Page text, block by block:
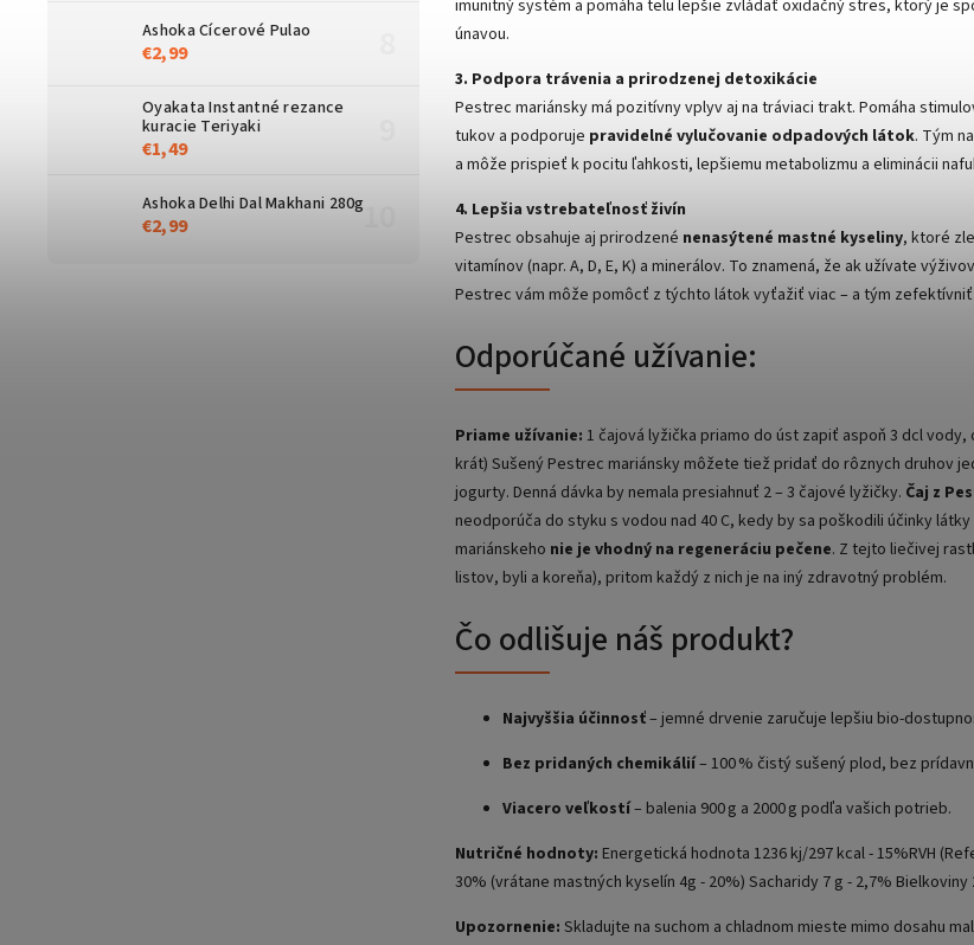
Ashoka Cícerové Pulao
€2,99
Oyakata Instantné rezance
kuracie Teriyaki
€1,49
Ashoka Delhi Dal Makhani 280g
€2,99
imunitný systém a pomáha telu lepšie zvládať oxidačný stres, ktorý je
únavou.
3. Podpora trávenia a prirodzenej detoxikácie
Pestrec mariánsky má pozitívny vplyv aj na tráviaci trakt. Pomáha
tukov a podporuje pravidelné vylučovanie odpadových látok. Tým
a môže prispieť k pocitu ľahkosti, lepšiemu metabolizmu a eliminácii
4. Lepšia vstrebateľnosť živín
Pestrec obsahuje aj prirodzené nenasýtené mastné kyseliny, ktoré
vitamínov (napr. A, D, E, K) a minerálov. To znamená, že ak užívate
Pestrec vám môže pomôcť z týchto látok vyťažiť viac – a tým
Odporúčané užívanie:
Priame užívanie: 1 čajová lyžička priamo do úst zapiť aspoň 3 dcl
krát) Sušený Pestrec mariánsky môžete tiež pridať do rôznych druhov
jogurty. Denná dávka by nemala presiahnuť 2 – 3 čajové lyžičky. Čaj z
neodporúča do styku s vodou nad 40 C, kedy by sa poškodili účinky
mariánskeho nie je vhodný na regeneráciu pečene. Z tejto liečivej
listov, byli a koreňa), pritom každý z nich je na iný zdravotný problém.
Čo odlišuje náš produkt?
Najvyššia účinnosť– jemné drvenie zaručuje lepšiu
Bez pridaných chemikálií– 100 % čistý sušený plod, bez
Viacero veľkostí– balenia 900 g a 2000 g podľa vašich potrieb.
Nutričné hodnoty: Energetická hodnota 1236 kj/297 kcal - 15%RVH
30% (vrátane mastných kyselín 4g - 20%) Sacharidy 7 g - 2,7% Bielkoviny
Upozornenie: Skladujte na suchom a chladnom mieste mimo dosahu